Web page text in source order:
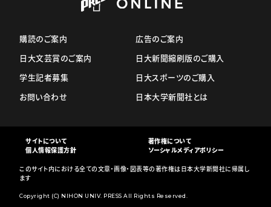
購読のご案内
日大文芸賞のご案内
学生記者募集
お問い合わせ
広告のご案内
日大新聞縮刷版のご購入
日大スポーツのご購入
日本大学新聞社とは
サイトについて
著作権について
個人情報保護方針
ソーシャルメディアポリシー
このサイト内における全ての文章・画像・図表等の著作権は日本大学新聞社に帰属し
ます
Copyright (C) NIHON UNIV. PRESS All Rights Reserved.